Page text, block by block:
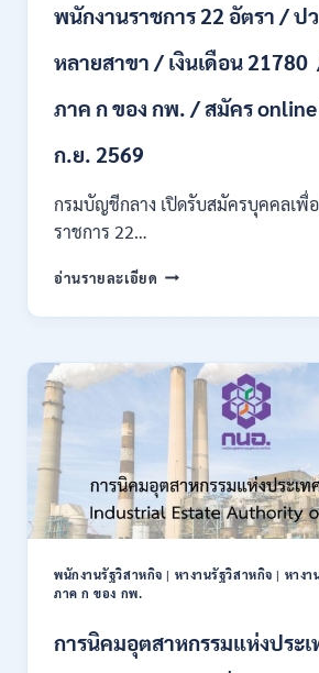
พนักงานราชการ 22 อัตรา / ป
หลายสาขา / เงินเดือน
ภาค ก ของ กพ. / สมัคร
ก.ย. 2569
กรมบัญชีกลาง เปิดรับสมัครบุคคลเพื่
ราชการ 22…
อ่านรายละเอียด กรม
กลาง
รับ
สมัคร
พนักงาน
ราชการ
22
อัตรา
ปวส.
หลาย
พนักงานรัฐวิสาหกิจ | หางานรัฐวิสาหกิจ | หางา
ภาค ก ของ กพ.
การนิคมอุตสาหกรรมแห่งประ